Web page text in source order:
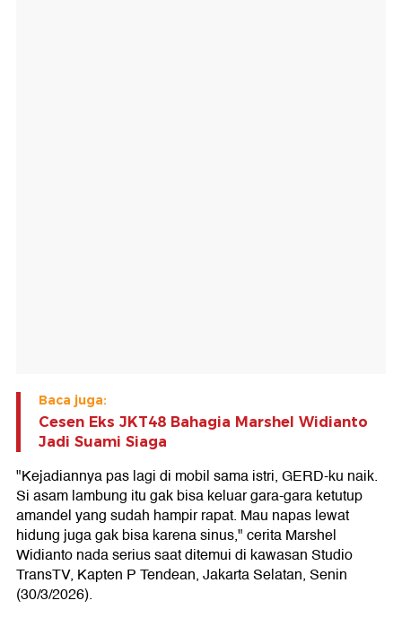
Baca juga:
Cesen Eks JKT48 Bahagia Marshel Widianto
Jadi Suami Siaga
"Kejadiannya pas lagi di mobil sama istri, GERD-ku naik.
Si asam lambung itu gak bisa keluar gara-gara ketutup
amandel yang sudah hampir rapat. Mau napas lewat
hidung juga gak bisa karena sinus," cerita Marshel
Widianto nada serius saat ditemui di kawasan Studio
TransTV, Kapten P Tendean, Jakarta Selatan, Senin
(30/3/2026).